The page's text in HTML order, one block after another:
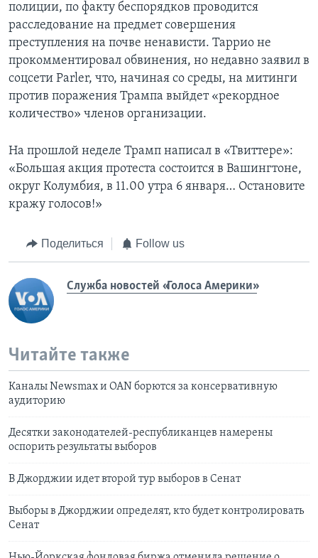
полиции, по факту беспорядков проводится
расследование на предмет совершения
преступления на почве ненависти. Таррио не
прокомментировал обвинения, но недавно заявил в
соцсети Parler, что, начиная со среды, на митинги
против поражения Трампа выйдет «рекордное
количество» членов организации.
На прошлой неделе Трамп написал в «Твиттере»:
«Большая акция протеста состоится в Вашингтоне,
округ Колумбия, в 11.00 утра 6 января… Остановите
кражу голосов!»
Поделиться Follow us
Служба новостей «Голоса Америки»
Читайте также
Каналы Newsmax и OAN борются за консервативную
аудиторию
Десятки законодателей-республиканцев намерены
оспорить результаты выборов
В Джорджии идет второй тур выборов в Сенат
Выборы в Джорджии определят, кто будет контролировать
Сенат